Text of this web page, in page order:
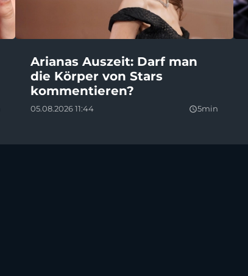
Arianas Auszeit: Darf man
die Körper von Stars
kommentieren?
05.08.2026 11:44 query_builder5min